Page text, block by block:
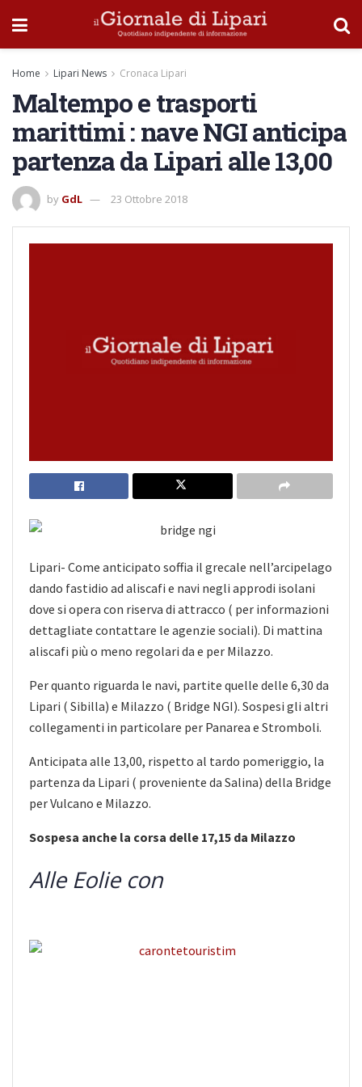
Home Lipari News Cronaca Lipari
Maltempo e trasporti
marittimi : nave NGI anticipa
partenza da Lipari alle 13,00
by GdL 23 Ottobre 2018
Lipari- Come anticipato soffia il grecale nell’arcipelago
dando fastidio ad aliscafi e navi negli approdi isolani
dove si opera con riserva di attracco ( per informazioni
dettagliate contattare le agenzie sociali). Di mattina
aliscafi più o meno regolari da e per Milazzo.
Per quanto riguarda le navi, partite quelle delle 6,30 da
Lipari ( Sibilla) e Milazzo ( Bridge NGI). Sospesi gli altri
collegamenti in particolare per Panarea e Stromboli.
Anticipata alle 13,00, rispetto al tardo pomeriggio, la
partenza da Lipari ( proveniente da Salina) della Bridge
per Vulcano e Milazzo.
Sospesa anche la corsa delle 17,15 da Milazzo
Alle Eolie con